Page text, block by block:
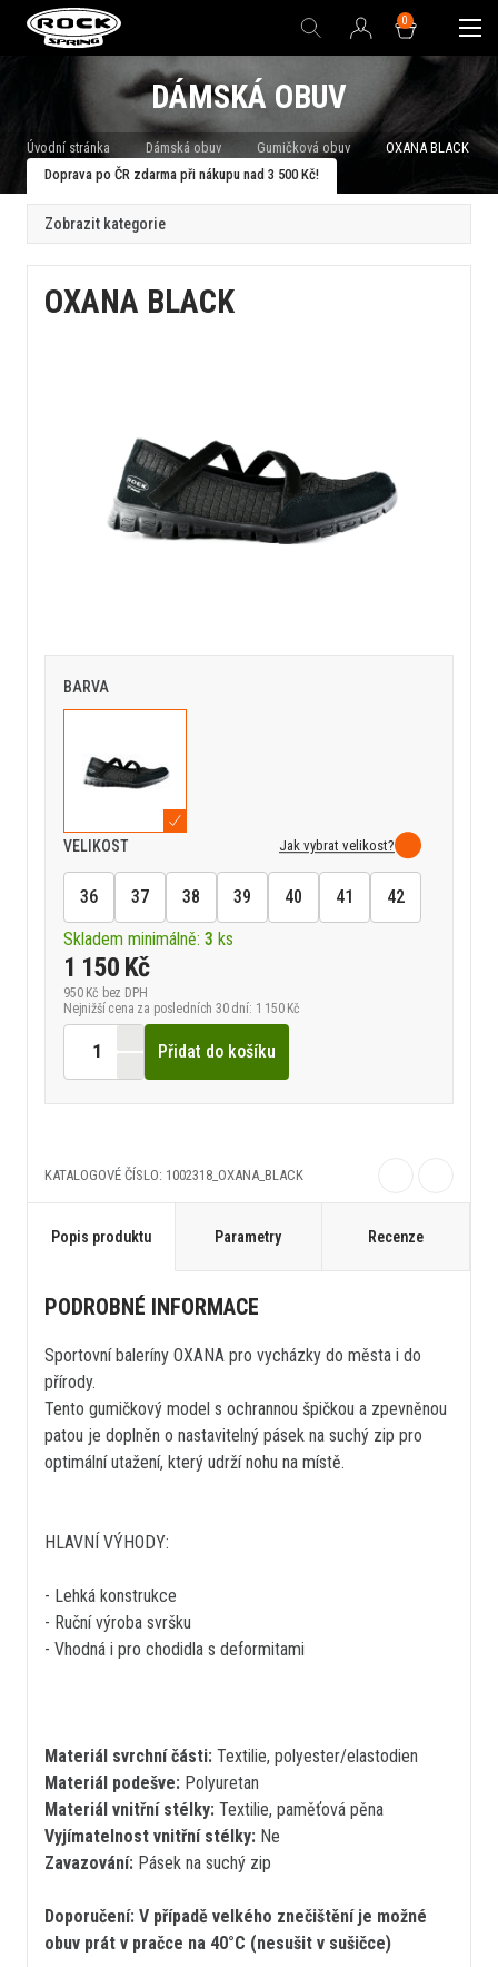
0
DÁMSKÁ OBUV
Úvodní stránka Dámská obuv Gumičková obuv
OXANA BLACK
Doprava po ČR zdarma při nákupu nad 3 500 Kč!
OXANA BLACK
BARVA
VELIKOST Jak vybrat velikost?
36 37 38 39 40 41
42
Skladem minimálně: 3 ks
1 150 Kč
950 Kč bez DPH
Nejnižší cena za posledních 30 dní: 1 150 Kč
Přidat do košíku
KATALOGOVÉ ČÍSLO: 1002318_OXANA_BLACK
Popis produktu Parametry Recenze
PODROBNÉ INFORMACE
Sportovní baleríny OXANA pro vycházky do města i do
přírody.
Tento gumičkový model s ochrannou špičkou a zpevněnou
patou je doplněn o nastavitelný pásek na suchý zip pro
optimální utažení, který udrží nohu na místě.
HLAVNÍ VÝHODY:
- Lehká konstrukce
- Ruční výroba svršku
- Vhodná i pro chodidla s deformitami
Materiál svrchní části: Textilie, polyester/elastodien
Materiál podešve: Polyuretan
Materiál vnitřní stélky: Textilie, paměťová pěna
Vyjímatelnost vnitřní stélky: Ne
Zavazování: Pásek na suchý zip
Doporučení: V případě velkého znečištění je možné
obuv prát v pračce na 40°C (nesušit v sušičce)
Zobrazit kategorie